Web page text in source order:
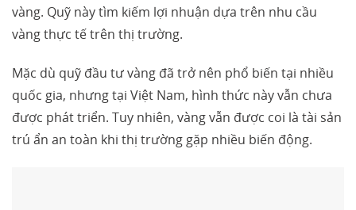
vàng. Quỹ này tìm kiếm lợi nhuận dựa trên nhu cầu
vàng thực tế trên thị trường.
Mặc dù quỹ đầu tư vàng đã trở nên phổ biến tại nhiều
quốc gia, nhưng tại Việt Nam, hình thức này vẫn chưa
được phát triển. Tuy nhiên, vàng vẫn được coi là tài sản
trú ẩn an toàn khi thị trường gặp nhiều biến động.